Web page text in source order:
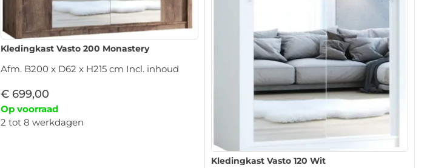
Kledingkast Vasto 200 Monastery
Afm. B200 x D62 x H215 cm Incl. inhoud
€ 699,00
Op voorraad
2 tot 8 werkdagen
Kledingkast Vasto 120 Wit